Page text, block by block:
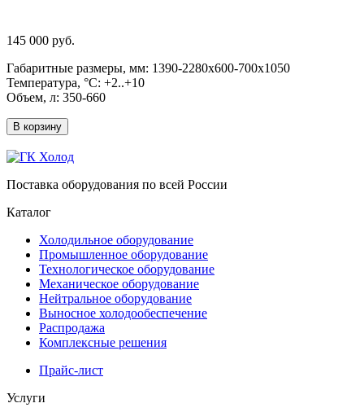
145 000 руб.
Габаритные размеры, мм: 1390-2280х600-700х1050
Температура, °С: +2..+10
Объем, л: 350-660
В корзину
Поставка оборудования по всей России
Каталог
Холодильное оборудование
Промышленное оборудование
Технологическое оборудование
Механическое оборудование
Нейтральное оборудование
Выносное холодообеспечение
Распродажа
Комплексные решения
Прайс-лист
Услуги